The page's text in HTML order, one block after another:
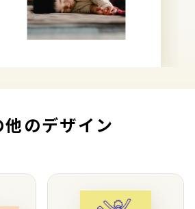
他のデザイン